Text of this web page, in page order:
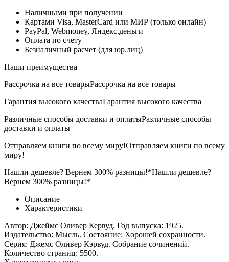
Наличными при получении
Картами Visa, MasterCard или МИР (только онлайн)
PayPal, Webmoney, Яндекс.деньги
Оплата по счету
Безналичный расчет (для юр.лиц)
Наши преимущества
Рассрочка на все товарыРассрочка на все товары
Гарантия высокого качестваГарантия высокого качества
Различные способы доставки и оплатыРазличные способы
доставки и оплаты
Отправляем книги по всему миру!Отправляем книги по всему
миру!
Нашли дешевле? Вернем 300% разницы!*Нашли дешевле?
Вернем 300% разницы!*
Описание
Характеристики
Автор: Джеймс Оливер Кервуд. Год выпуска: 1925.
Издательство: Мысль. Состояние: Хорошей сохранности.
Серия: Джемс Оливер Кэрвуд. Собрание сочинений.
Количество страниц: 5500.